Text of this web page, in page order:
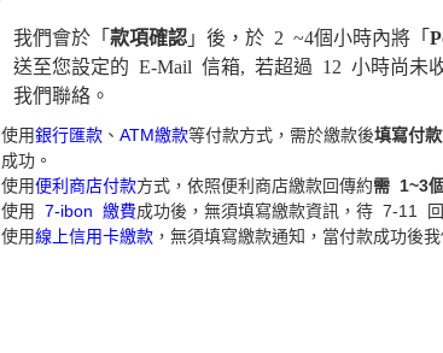
我們會於「 款項確認」後，於 2 ~4個小時內將「
送至您設定的 E-Mail 信箱, 若超過 12 小時尚未
我們聯絡。
使用銀行匯款、 ATM繳款等付款方式，需於繳款後填寫付
成功。
使用便利商店付款方式，依照便利商店繳款回傳約需 1~3
使用 7-ibon 繳費成功後，無須填寫繳款資訊，待 7-11
使用線上信用卡繳款，無須填寫繳款通知，當付款成功後